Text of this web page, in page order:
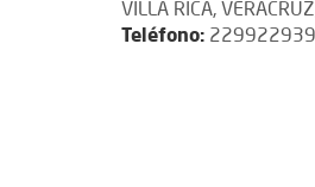
VILLA RICA,
Teléfono: